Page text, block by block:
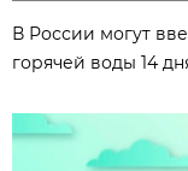
В России могут
горячей воды 14